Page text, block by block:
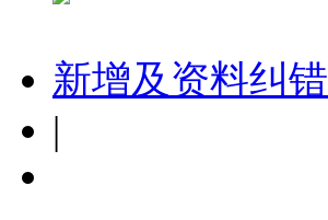
新增及资料纠错
|